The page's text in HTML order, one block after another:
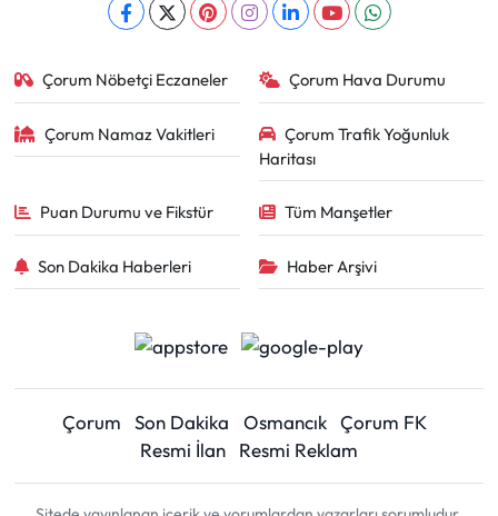
Çorum Nöbetçi Eczaneler Çorum Hava Durumu
Çorum Namaz Vakitleri
Çorum Trafik Yoğunluk
Haritası
Puan Durumu ve Fikstür Tüm Manşetler
Son Dakika Haberleri Haber Arşivi
Çorum Son Dakika Osmancık Çorum FK
Resmi İlan
Resmi Reklam